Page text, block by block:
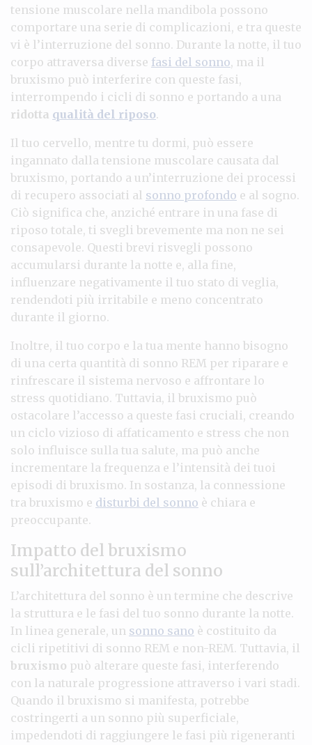
tensione muscolare nella mandibola possono
comportare una serie di complicazioni, e tra queste
vi è l’interruzione del sonno. Durante la notte, il tuo
corpo attraversa diverse fasi del sonno, ma il
bruxismo può interferire con queste fasi,
interrompendo i cicli di sonno e portando a una
ridotta qualità del riposo.
Il tuo cervello, mentre tu dormi, può essere
ingannato dalla tensione muscolare causata dal
bruxismo, portando a un’interruzione dei processi
di recupero associati al sonno profondo e al sogno.
Ciò significa che, anziché entrare in una fase di
riposo totale, ti svegli brevemente ma non ne sei
consapevole. Questi brevi risvegli possono
accumularsi durante la notte e, alla fine,
influenzare negativamente il tuo stato di veglia,
rendendoti più irritabile e meno concentrato
durante il giorno.
Inoltre, il tuo corpo e la tua mente hanno bisogno
di una certa quantità di sonno REM per riparare e
rinfrescare il sistema nervoso e affrontare lo
stress quotidiano. Tuttavia, il bruxismo può
ostacolare l’accesso a queste fasi cruciali, creando
un ciclo vizioso di affaticamento e stress che non
solo influisce sulla tua salute, ma può anche
incrementare la frequenza e l’intensità dei tuoi
episodi di bruxismo. In sostanza, la connessione
tra bruxismo e disturbi del sonno è chiara e
preoccupante.
Impatto del bruxismo
sull’architettura del sonno
L’architettura del sonno è un termine che descrive
la struttura e le fasi del tuo sonno durante la notte.
In linea generale, un sonno sano è costituito da
cicli ripetitivi di sonno REM e non-REM. Tuttavia, il
bruxismo può alterare queste fasi, interferendo
con la naturale progressione attraverso i vari stadi.
Quando il bruxismo si manifesta, potrebbe
costringerti a un sonno più superficiale,
impedendoti di raggiungere le fasi più rigeneranti